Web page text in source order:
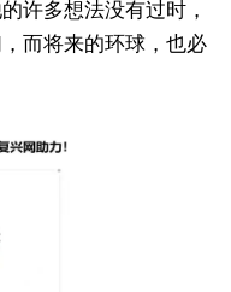
许多想法没有过时，
而将来的环球，也必